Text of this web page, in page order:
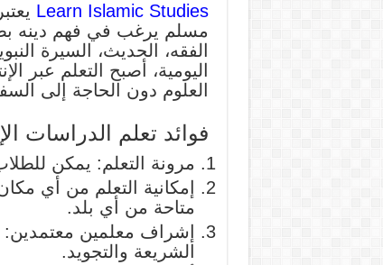
Learn Islamic Studies
مسلم يرغب في فهم دينه
الفقه، الحديث، السيرة
اليومية، أصبح التعلم عبر
العلوم دون الحاجة إلى
فوائد تعلم الدراسات
مرونة التعلم: يمكن
إمكانية التعلم من أي
متاحة من أي بلد.
إشراف معلمين
الشريعة والتجويد.